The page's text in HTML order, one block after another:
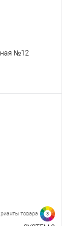
№12
товара 3